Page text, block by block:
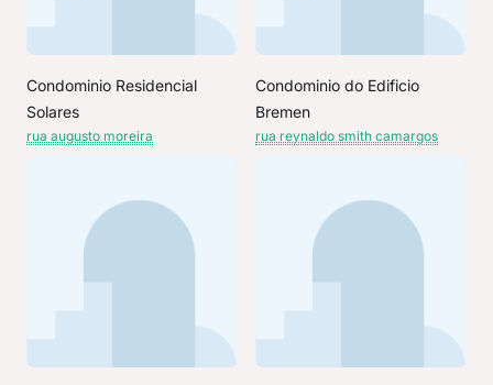
Condominio Residencial
Solares
rua augusto moreira
Condominio do Edificio
Bremen
rua reynaldo smith camargos